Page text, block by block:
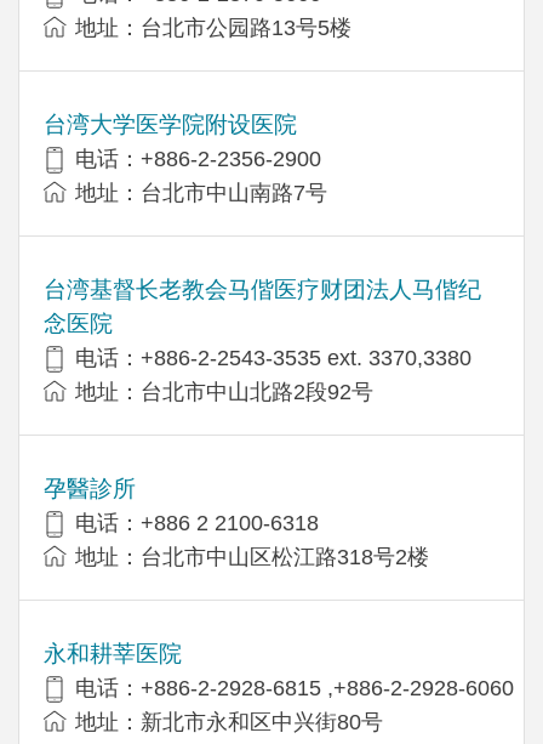
地址：台北市公园路13号5楼
台湾大学医学院附设医院
电话：+886-2-2356-2900
地址：台北市中山南路7号
台湾基督长老教会马偕医疗财团法人马偕纪
念医院
电话：+886-2-2543-3535 ext. 3370,3380
地址：台北市中山北路2段92号
孕醫診所
电话：+886 2 2100-6318
地址：台北市中山区松江路318号2楼
永和耕莘医院
电话：+886-2-2928-6815 ,+886-2-2928-6060
地址：新北市永和区中兴街80号